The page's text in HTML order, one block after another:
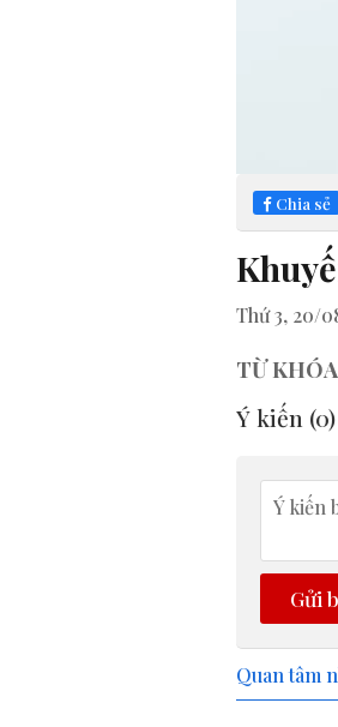
Chia sẻ
Thứ 3, 20/
TỪ KHÓA
Ý kiến (0)
Gửi
Quan tâm